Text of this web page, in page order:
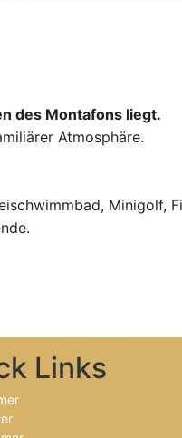
des Montafons liegt.
Atmosphäre.
Minigolf,
Links